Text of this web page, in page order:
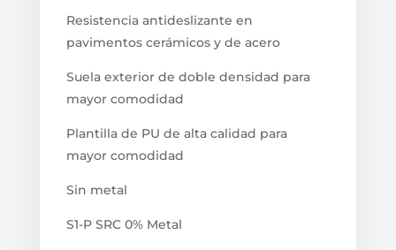
Resistencia antideslizante en
pavimentos cerámicos y de acero
Suela exterior de doble densidad para
mayor comodidad
Plantilla de PU de alta calidad para
mayor comodidad
Sin metal
S1-P SRC 0% Metal